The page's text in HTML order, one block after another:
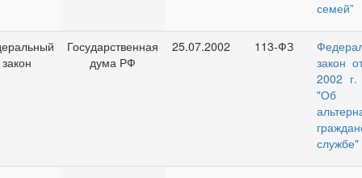
семей”
закон
Государственная
дума РФ
25.07.2002 113-ФЗ
закон
2002 г.
"Об
службе"